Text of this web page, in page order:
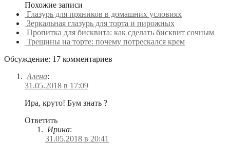
Похожие записи
Глазурь для пряников в домашних условиях
Зеркальная глазурь для торта и пирожных
Пропитка для бисквита: как сделать бисквит сочным
Трещины на торте: почему потрескался крем
Обсуждение: 17 комментариев
Алена:
31.05.2018 в 17:09
Ира, круто! Бум знать ?
Ответить
Ирина:
31.05.2018 в 20:41